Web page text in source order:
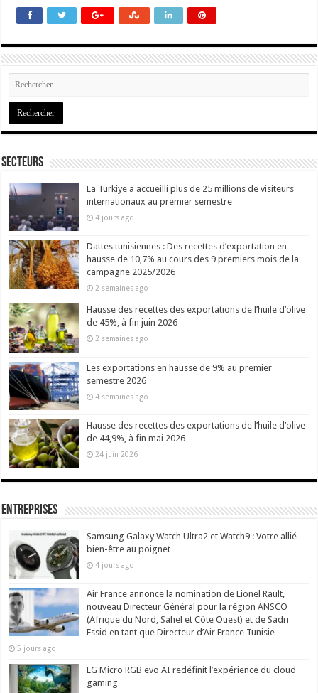
Secteurs
La Türkiye a accueilli plus de 25 millions de visiteurs
internationaux au premier semestre
4 jours ago
Dattes tunisiennes : Des recettes d’exportation en
hausse de 10,7% au cours des 9 premiers mois de la
campagne 2025/2026
2 semaines ago
Hausse des recettes des exportations de l’huile d’olive
de 45%, à fin juin 2026
2 semaines ago
Les exportations en hausse de 9% au premier
semestre 2026
4 semaines ago
Hausse des recettes des exportations de l’huile d’olive
de 44,9%, à fin mai 2026
24 juin 2026
Entreprises
Samsung Galaxy Watch Ultra2 et Watch9 : Votre allié
bien-être au poignet
4 jours ago
Air France annonce la nomination de Lionel Rault,
nouveau Directeur Général pour la région ANSCO
(Afrique du Nord, Sahel et Côte Ouest) et de Sadri
Essid en tant que Directeur d’Air France Tunisie
5 jours ago
LG Micro RGB evo AI redéfinit l’expérience du cloud
gaming